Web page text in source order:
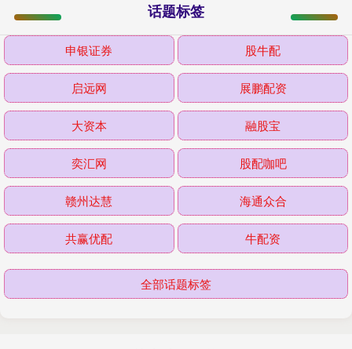
话题标签
申银证券 股牛配
启远网 展鹏配资
大资本 融股宝
奕汇网 股配咖吧
赣州达慧 海通众合
共赢优配 牛配资
全部话题标签